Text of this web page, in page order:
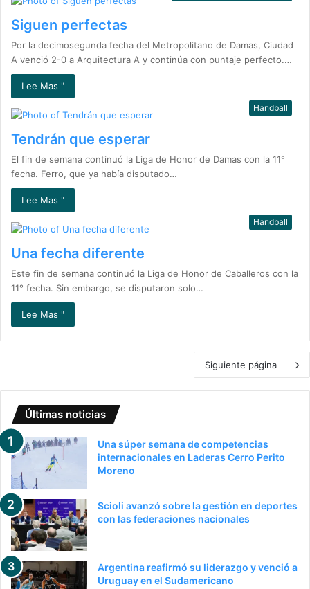
Siguen perfectas
Por la decimosegunda fecha del Metropolitano de Damas, Ciudad
A venció 2-0 a Arquitectura A y continúa con puntaje perfecto.…
Lee Mas "
Handball
Tendrán que esperar
El fin de semana continuó la Liga de Honor de Damas con la 11°
fecha. Ferro, que ya había disputado…
Lee Mas "
Handball
Una fecha diferente
Este fin de semana continuó la Liga de Honor de Caballeros con la
11° fecha. Sin embargo, se disputaron solo…
Lee Mas "
Siguiente página
Últimas noticias
Una súper semana de competencias
internacionales en Laderas Cerro Perito
Moreno
Scioli avanzó sobre la gestión en deportes
con las federaciones nacionales
Argentina reafirmó su liderazgo y venció a
Uruguay en el Sudamericano